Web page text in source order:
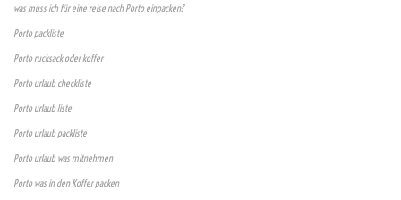
was muss ich für eine reise nach Porto einpacken?
Porto packliste
Porto rucksack oder koffer
Porto urlaub checkliste
Porto urlaub liste
Porto urlaub packliste
Porto urlaub was mitnehmen
Porto was in den Koffer packen